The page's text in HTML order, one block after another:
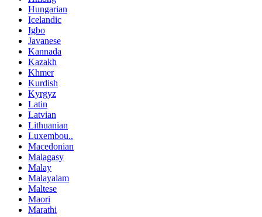
Hungarian
Icelandic
Igbo
Javanese
Kannada
Kazakh
Khmer
Kurdish
Kyrgyz
Latin
Latvian
Lithuanian
Luxembou..
Macedonian
Malagasy
Malay
Malayalam
Maltese
Maori
Marathi